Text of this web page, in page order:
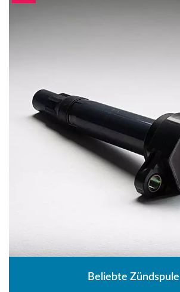
Beliebte Zündspule